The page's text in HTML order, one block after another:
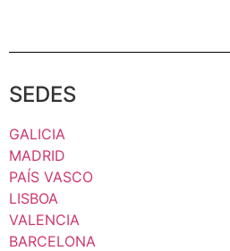
SEDES
GALICIA
MADRID
PAÍS VASCO
LISBOA
VALENCIA
BARCELONA